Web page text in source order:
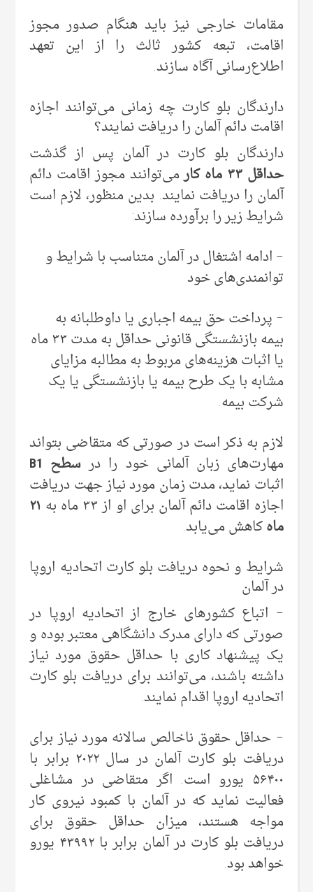
مقامات خارجی نیز باید هنگام صدور مجوز
اقامت، تبعه کشور ثالث را از این تعهد
اطلاع‌رسانی آگاه سازند.
دارندگان بلو کارت چه زمانی می‌توانند اجازه
اقامت دائم آلمان را دریافت نمایند؟
دارندگان بلو کارت در آلمان پس از گذشت
حداقل ۳۳ ماه کار
می‌توانند مجوز اقامت دائم
آلمان را دریافت نمایند. بدین منظور، لازم است
شرایط زیر را برآورده سازند:
– ادامه اشتغال در آلمان متناسب با شرایط و
توانمندی‌های خود
– پرداخت حق بیمه اجباری یا داوطلبانه به
بیمه بازنشستگی قانونی حداقل به مدت ۳۳ ماه
یا اثبات هزینه‌های مربوط به مطالبه مزایای
مشابه با یک طرح بیمه یا بازنشستگی یا یک
شرکت بیمه.
لازم به ذکر است در صورتی که متقاضی بتواند
مهارت‌های زبان آلمانی خود را در سطح B1
اثبات نماید، مدت زمان مورد نیاز جهت دریافت
اجازه اقامت دائم آلمان برای او از ۳۳ ماه به
۲۱
ماهکاهش می‌یابد.
شرایط و نحوه دریافت بلو کارت اتحادیه اروپا
در آلمان
– اتباع کشورهای خارج از اتحادیه اروپا در
صورتی که دارای مدرک دانشگاهی معتبر بوده و
یک پیشنهاد کاری با حداقل حقوق مورد نیاز
داشته باشند، می‌توانند برای دریافت بلو کارت
اتحادیه اروپا اقدام نمایند.
– حداقل حقوق ناخالص سالانه مورد نیاز برای
دریافت بلو کارت آلمان در سال ۲۰۲۲ برابر با
۵۶۴۰۰ یورو است.
اگر متقاضی در مشاغلی
فعالیت نماید که در آلمان با کمبود نیروی کار
مواجه هستند، میزان حداقل حقوق برای
دریافت بلو کارت در آلمان برابر با ۴۳۹۹۲ یورو
خواهد بود.